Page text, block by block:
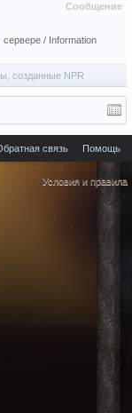
Сообщение
/ Information
созданные NPR
связь Помощь
Условия и правила